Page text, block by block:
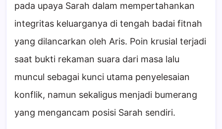
pada upaya Sarah dalam mempertahankan
integritas keluarganya di tengah badai fitnah
yang dilancarkan oleh Aris. Poin krusial terjadi
saat bukti rekaman suara dari masa lalu
muncul sebagai kunci utama penyelesaian
konflik, namun sekaligus menjadi bumerang
yang mengancam posisi Sarah sendiri.